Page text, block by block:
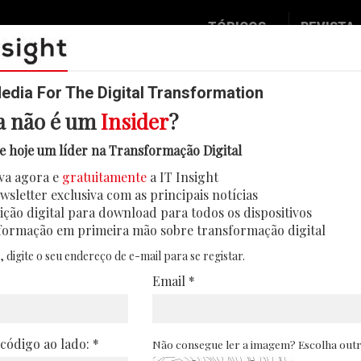
TÓPICOS
Digital
IT Strategy
Operação
Podcast
REVISTA
IA responsável e
internet melhor”
bloqueio de milhares de milhões de
sem fins lucrativos perante a
25/12/2025
For The Digital Transformation
não é umInsider?
hoje um líder na Transformação Digital
agora e gratuitamente a IT Insight
exclusiva com as principais notícias
digital para download para todos os dispositivos
em primeira mão sobre transformação digital
o seu endereço de e-mail para se registar.
Email *
ao lado: * Não consegue ler a imagem? Escolha